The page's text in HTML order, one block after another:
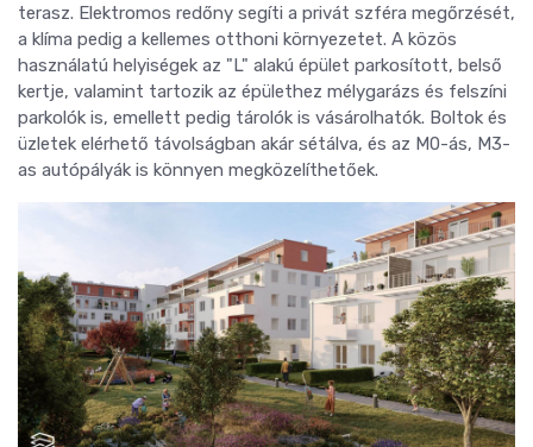
terasz. Elektromos redőny segíti a privát szféra megőrzését,
a klíma pedig a kellemes otthoni környezetet. A közös
használatú helyiségek az "L" alakú épület parkosított, belső
kertje, valamint tartozik az épülethez mélygarázs és felszíni
parkolók is, emellett pedig tárolók is vásárolhatók. Boltok és
üzletek elérhető távolságban akár sétálva, és az M0-ás, M3-
as autópályák is könnyen megközelíthetőek.